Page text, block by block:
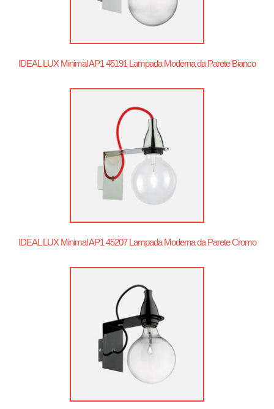
IDEAL LUX Minimal AP1 45191 Lampada Moderna da Parete Bianco
IDEAL LUX Minimal AP1 45207 Lampada Moderna da Parete Cromo